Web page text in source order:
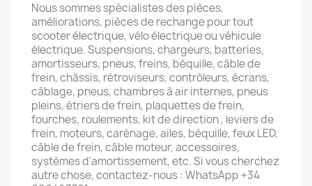
Nous sommes spécialistes des pièces,
améliorations, pièces de rechange pour tout
scooter électrique, vélo électrique ou véhicule
électrique. Suspensions, chargeurs, batteries,
amortisseurs, pneus, freins, béquille, câble de
frein, châssis, rétroviseurs, contrôleurs, écrans,
câblage, pneus, chambres à air internes, pneus
pleins, étriers de frein, plaquettes de frein,
fourches, roulements, kit de direction , leviers de
frein, moteurs, carénage, ailes, béquille, feux LED,
câble de frein, câble moteur, accessoires,
systèmes d'amortissement, etc. Si vous cherchez
autre chose, contactez-nous : WhatsApp +34